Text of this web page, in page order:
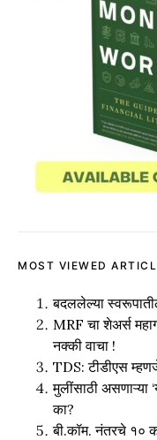
MOST VIEWED
बदललेल्या
MRF चा शेअर्स
नक्की वाचा !
TDS: टीडीएस
मुलींसाठी असणाऱ्या
का?
बी.कॉम. नंतरचे १०